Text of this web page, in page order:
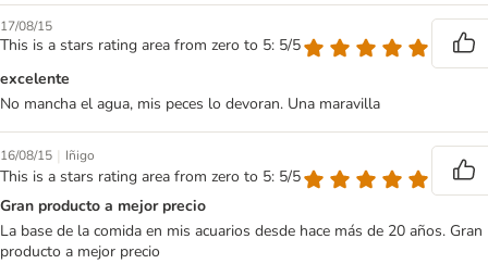
17/08/15
This is a stars rating area from zero to 5: 5/5
excelente
No mancha el agua, mis peces lo devoran. Una maravilla
16/08/15 | Iñigo
This is a stars rating area from zero to 5: 5/5
Gran producto a mejor precio
La base de la comida en mis acuarios desde hace más de 20 años. Gran
producto a mejor precio